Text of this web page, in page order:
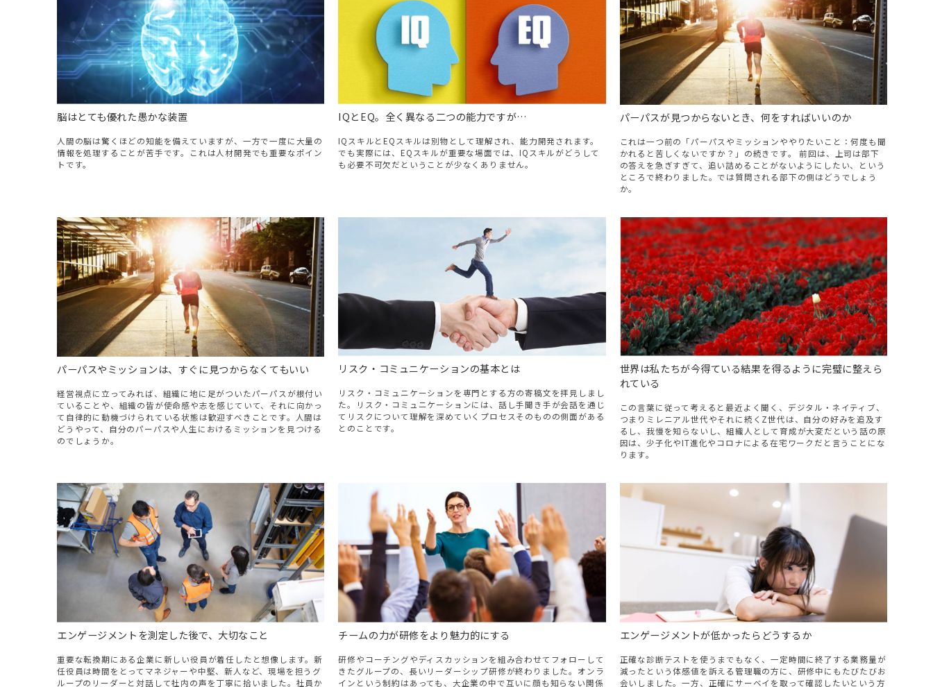
脳はとても優れた愚かな装置
人間の脳は驚くほどの知能を備えていますが、一方で一度に大量の
情報を処理することが苦手です。これは人材開発でも重要なポイン
トです。
IQとEQ。全く異なる二つの能力ですが…
IQスキルとEQスキルは別物として理解され、能力開発されます。
でも実際には、EQスキルが重要な場面では、IQスキルがどうして
も必要不可欠だということが少なくありません。
パーパスが見つからないとき、何をすればいいのか
これは一つ前の「パーパスやミッションややりたいこと：何度も聞
かれると苦しくないですか？」の続きです。 前回は、上司は部下
の答えを急ぎすぎて、追い詰めることがないようにしたい、という
ところで終わりました。では質問される部下の側はどうでしょう
か。
パーパスやミッションは、すぐに見つからなくてもいい
経営視点に立ってみれば、組織に地に足がついたパーパスが根付い
ていることや、組織の皆が使命感や志を感じていて、それに向かっ
て自律的に動機づけられている状態は歓迎すべきことです。人間は
どうやって、自分のパーパスや人生におけるミッションを見つける
のでしょうか。
リスク・コミュニケーションの基本とは
リスク・コミュニケーションを専門とする方の寄稿文を拝見しまし
た。リスク・コミュニケーションには、話し手聞き手が会話を通じ
てリスクについて理解を深めていくプロセスそのものの側面がある
とのことです。
世界は私たちが今得ている結果を得るように完璧に整えら
れている
この言葉に従って考えると最近よく聞く、デジタル・ネイティブ、
つまりミレニアル世代やそれに続くZ世代は、自分の好みを追及す
るし、我慢を知らないし、組織人として育成が大変だという話の原
因は、少子化やIT進化やコロナによる在宅ワークだと言うことにな
ります。
エンゲージメントを測定した後で、大切なこと
重要な転換期にある企業に新しい役員が着任したと想像します。新
任役員は時間をとってマネジャーや中堅、新人など、現場を担うグ
ループのリーダーと対話して社内の声を丁寧に拾いました。社員か
チームの力が研修をより魅力的にする
研修やコーチングやディスカッションを組み合わせてフォローして
きたグループの、長いリーダーシップ研修が終わりました。オンラ
インという制約はあっても、大企業の中で互いに顔も知らない関係
エンゲージメントが低かったらどうするか
正確な診断テストを使うまでもなく、一定時間に終了する業務量が
減ったという体感値を訴える管理職の方に、研修中にもたびたびお
会いしました。一方、正確にサーベイを取って確認したいという方